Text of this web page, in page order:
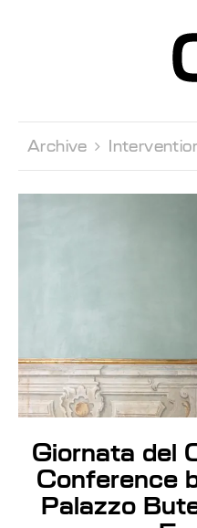
Archive 
Giornata del
Conference
Palazzo